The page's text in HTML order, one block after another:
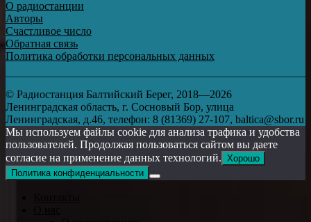
О радиостанции
Авторы
Счастливое число
Обратная связь
Политика обработки персональных данных
© Радиостанция Балтийский Берег, 2018—2026
Ленинградская область, г. Сосновый Бор, улица
Ленинградская, д.46, телефон: 8 (81369) 27-107, baltica@sbor.ru
Мы используем файлы cookie для анализа трафика и удобства
пользователей. Продолжая пользоваться сайтом вы даете
согласие на применение данных технологий. Хорошо
Политика конфиденциальности